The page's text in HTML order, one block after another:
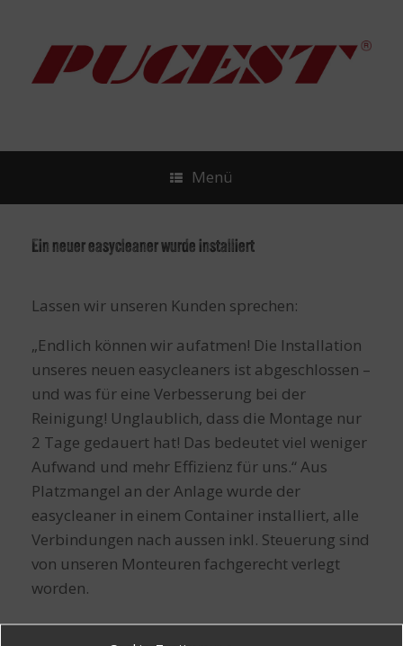
Menü
Ein neuer easycleaner wurde installiert
Lassen wir unseren Kunden sprechen:
„Endlich können wir aufatmen! Die Installation
unseres neuen easycleaners ist abgeschlossen –
und was für eine Verbesserung bei der
Reinigung! Unglaublich, dass die Montage nur
2 Tage gedauert hat! Das bedeutet viel weniger
Aufwand und mehr Effizienz für uns.“ Aus
Platzmangel an der Anlage wurde der
easycleaner in einem Container installiert, alle
Verbindungen nach aussen inkl. Steuerung sind
von unseren Monteuren fachgerecht verlegt
worden.